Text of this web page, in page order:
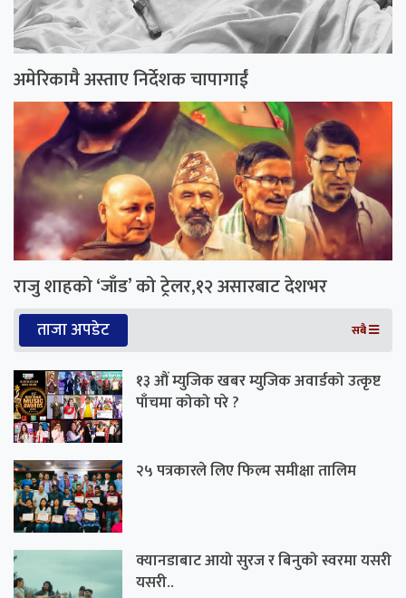
अमेरिकामै अस्ताए निर्देशक चापागाईं
राजु शाहको ‘जाँड’ को ट्रेलर,१२ असारबाट देशभर
ताजा अपडेट सबै
१३ औं म्युजिक खबर म्युजिक अवार्डको उत्कृष्ट
पाँचमा कोको परे ?
२५ पत्रकारले लिए फिल्म समीक्षा तालिम
क्यानडाबाट आयो सुरज र बिनुको स्वरमा यसरी
यसरी..